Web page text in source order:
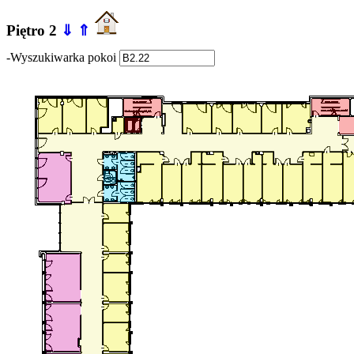
Piętro 2 ⇓ ⇑
-Wyszukiwarka pokoi